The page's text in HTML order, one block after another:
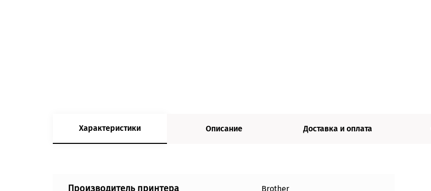
Характеристики Описание Доставка и оплата
Производитель принтера Brother